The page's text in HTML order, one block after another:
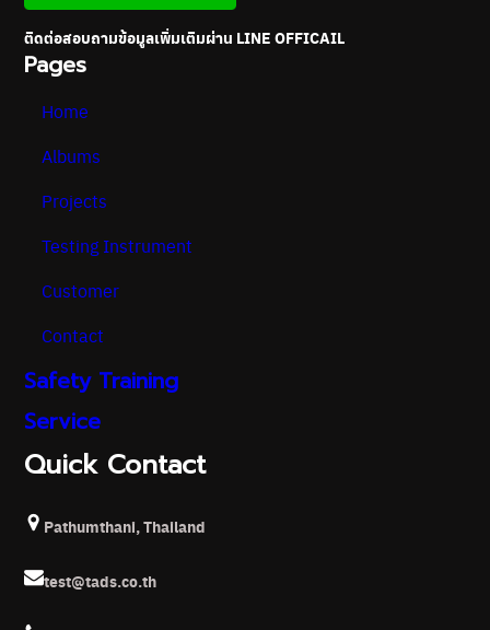
ติดต่อสอบถามข้อมูลเพิ่มเติมผ่าน LINE OFFICAIL
Pages
Home
Albums
Projects
Testing Instrument
Customer
Contact
Safety Training
Service
Quick Contact
Pathumthani, Thailand
test@tads.co.th